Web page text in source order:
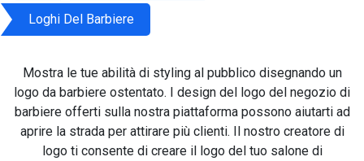
Loghi Del Barbiere
Mostra le tue abilità di styling al pubblico disegnando un
logo da barbiere ostentato. I design del logo del negozio di
barbiere offerti sulla nostra piattaforma possono aiutarti ad
aprire la strada per attirare più clienti. Il nostro creatore di
logo ti consente di creare il logo del tuo salone di